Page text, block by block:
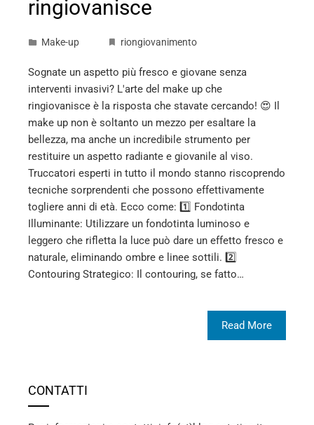
ringiovanisce
Make-up riongiovanimento
Sognate un aspetto più fresco e giovane senza
interventi invasivi? L'arte del make up che
ringiovanisce è la risposta che stavate cercando! 😍 Il
make up non è soltanto un mezzo per esaltare la
bellezza, ma anche un incredibile strumento per
restituire un aspetto radiante e giovanile al viso.
Truccatori esperti in tutto il mondo stanno riscoprendo
tecniche sorprendenti che possono effettivamente
togliere anni di età. Ecco come: 1️⃣ Fondotinta
Illuminante: Utilizzare un fondotinta luminoso e
leggero che rifletta la luce può dare un effetto fresco e
naturale, eliminando ombre e linee sottili. 2️⃣
Contouring Strategico: Il contouring, se fatto…
Read More
CONTATTI